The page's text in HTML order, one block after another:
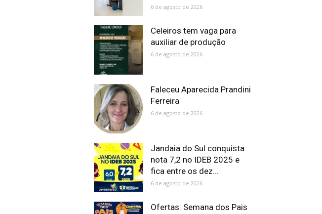
6 de agosto de 2026
Celeiros tem vaga para
auxiliar de produção
6 de agosto de 2026
Faleceu Aparecida Prandini
Ferreira
6 de agosto de 2026
Jandaia do Sul conquista
nota 7,2 no IDEB 2025 e
fica entre os dez...
6 de agosto de 2026
Ofertas: Semana dos Pais